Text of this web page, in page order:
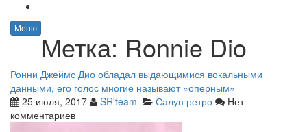
Меню
Метка: Ronnie Dio
Ронни Джеймс Дио обладал выдающимися вокальными
данными, его голос многие называют «оперным»
25 июля, 2017
SR'team Салун ретро
Нет
комментариев